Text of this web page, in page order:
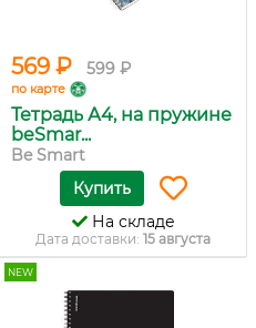
569 ₽ 599 ₽
по карте
Тетрадь А4, на пружине
beSmar...
Be Smart
Купить
На складе
Дата доставки: 15 августа
NEW